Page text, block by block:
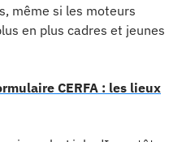
même si les moteurs
en plus cadres et jeunes
CERFA : les lieux